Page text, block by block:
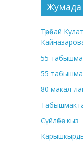
Жумада
Төрөбай
55
55
80 макал-
Сүйлөбөс кыз